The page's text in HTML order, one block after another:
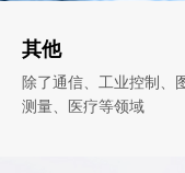
其他
除了通信、工业控制、
测量、医疗等领域